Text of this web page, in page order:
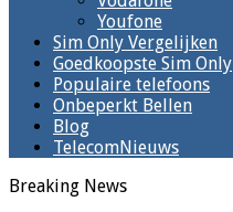
Youfone
Sim Only Vergelijken
Goedkoopste Sim Only
Populaire telefoons
Onbeperkt Bellen
Blog
TelecomNieuws
Breaking News